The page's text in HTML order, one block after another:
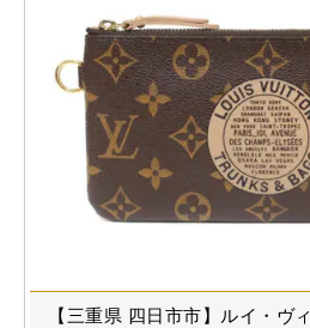
【三重県 四日市市】ルイ・ヴ